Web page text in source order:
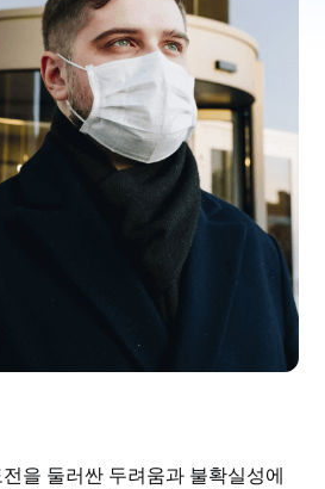
을 둘러싼 두려움과 불확실성에